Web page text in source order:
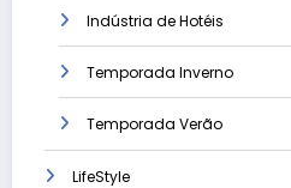
Indústria de Hotéis
Temporada Inverno
Temporada Verão
LifeStyle